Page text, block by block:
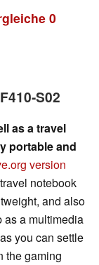
0
S02
as a travel
portable and
version
notebook
and also
as a multimedia
you can settle
the gaming